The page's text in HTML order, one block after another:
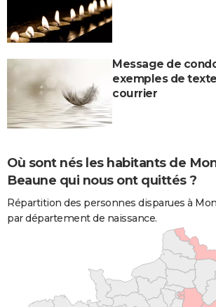
Message de
exemples de
courrier
Où sont nés les habitants de
Beaune qui nous ont quittés ?
Répartition des personnes disparues à
par département de naissance.